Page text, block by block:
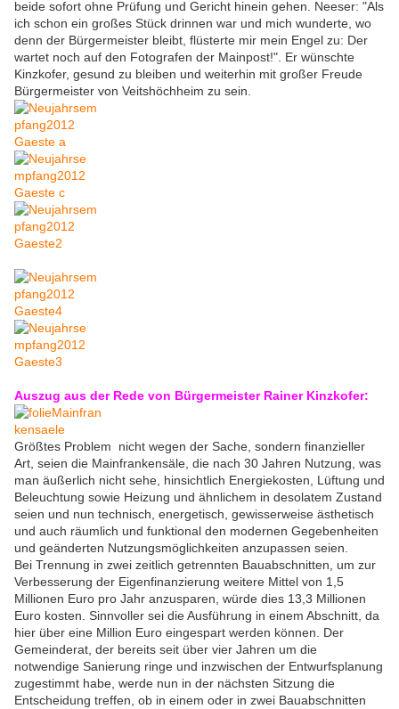
beide sofort ohne Prüfung und Gericht hinein gehen. Neeser: "Als
ich schon ein großes Stück drinnen war und mich wunderte, wo
denn der Bürgermeister bleibt, flüsterte mir mein Engel zu: Der
wartet noch auf den Fotografen der Mainpost!". Er wünschte
Kinzkofer, gesund zu bleiben und weiterhin mit großer Freude
Bürgermeister von Veitshöchheim zu sein.
Auszug aus der Rede von Bürgermeister Rainer Kinzkofer:
Größtes Problem nicht wegen der Sache, sondern finanzieller
Art, seien die Mainfrankensäle, die nach 30 Jahren Nutzung, was
man äußerlich nicht sehe, hinsichtlich Energiekosten, Lüftung und
Beleuchtung sowie Heizung und ähnlichem in desolatem Zustand
seien und nun technisch, energetisch, gewisserweise ästhetisch
und auch räumlich und funktional den modernen Gegebenheiten
und geänderten Nutzungsmöglichkeiten anzupassen seien.
Bei Trennung in zwei zeitlich getrennten Bauabschnitten, um zur
Verbesserung der Eigenfinanzierung weitere Mittel von 1,5
Millionen Euro pro Jahr anzusparen, würde dies 13,3 Millionen
Euro kosten. Sinnvoller sei die Ausführung in einem Abschnitt, da
hier über eine Million Euro eingespart werden können. Der
Gemeinderat, der bereits seit über vier Jahren um die
notwendige Sanierung ringe und inzwischen der Entwurfsplanung
zugestimmt habe, werde nun in der nächsten Sitzung die
Entscheidung treffen, ob in einem oder in zwei Bauabschnitten